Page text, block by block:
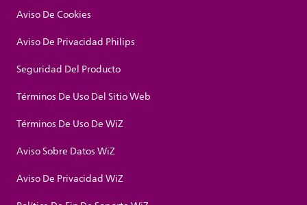
Aviso De Cookies
Aviso De Privacidad Philips
Seguridad Del Producto
Términos De Uso Del Sitio Web
Términos De Uso De WiZ
Aviso Sobre Datos WiZ
Aviso De Privacidad WiZ